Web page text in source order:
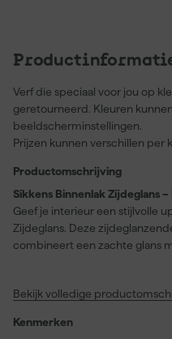
Verf die speciaal voor jou op
geretourneerd. Kleuren
beeldscherminstellingen.
Prijzen kunnen verschillen per
Productomschrijving
Sikkens Binnenlak Zijdeglans
Geef je interieur een stijlvolle
Zijdeglans. Deze
combineert een zachte glans
bestand tegen vlekken,
zorgen voor een egaal en strak
Bekijk volledige
Kenmerken